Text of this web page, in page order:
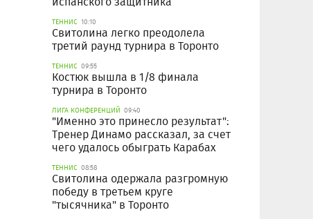
ТЕННИС 10:10
Свитолина легко преодолела
третий раунд турнира в Торонто
ТЕННИС 09:55
Костюк вышла в 1/8 финала
турнира в Торонто
ЛИГА КОНФЕРЕНЦИЙ 09:40
"Именно это принесло результат":
Тренер Динамо рассказал, за счет
чего удалось обыграть Карабах
ТЕННИС 08:58
Свитолина одержала разгромную
победу в третьем круге
"тысячника" в Торонто